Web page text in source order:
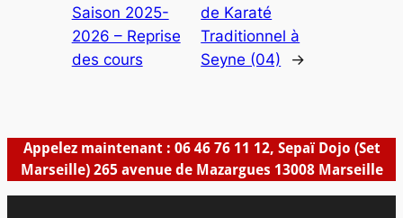
Saison 2025-
2026 – Reprise
des cours
de Karaté
Traditionnel à
Seyne (04)
→
Appelez maintenant : 06 46 76 11 12, Sepaï Dojo (Set
Marseille) 265 avenue de Mazargues 13008 Marseille